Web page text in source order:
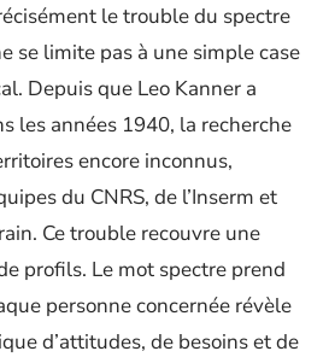
le trouble du spectre
se limite pas à une simple case
Depuis que Leo Kanner a
les années 1940, la recherche
encore inconnus,
du CNRS, de l’Inserm et
Ce trouble recouvre une
profils. Le mot spectre prend
personne concernée révèle
d’attitudes, de besoins et de